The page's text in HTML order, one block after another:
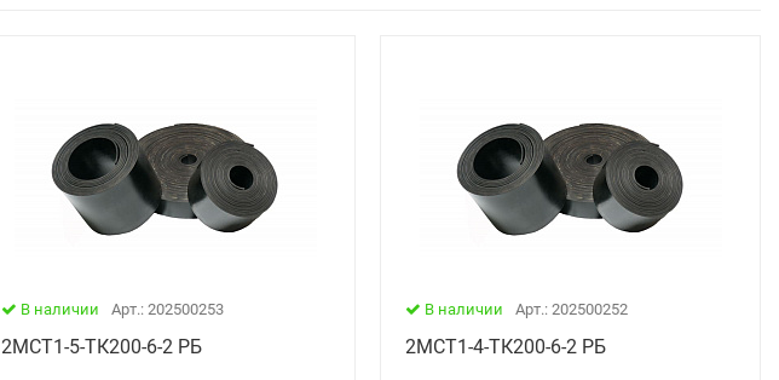
В наличии Арт.: 202500253
2МСТ1-5-ТК200-6-2 РБ
В наличии Арт.: 202500252
2МСТ1-4-ТК200-6-2 РБ